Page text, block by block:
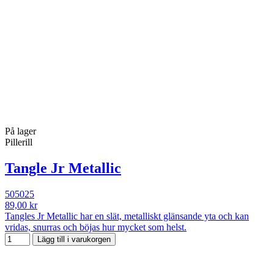
På lager
Pillerill
Tangle Jr Metallic
505025
89,00 kr
Tangles Jr Metallic har en slät, metalliskt glänsande yta och kan
vridas, snurras och böjas hur mycket som helst.
Lägg till i varukorgen